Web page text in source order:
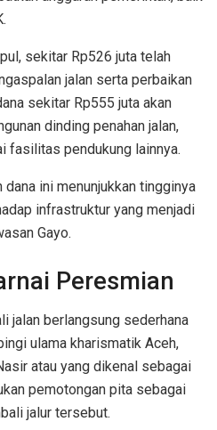
sekitar Rp526 juta telah
jalan serta perbaikan
sekitar Rp555 juta akan
dinding penahan jalan,
fasilitas pendukung lainnya.
ini menunjukkan tingginya
infrastruktur yang menjadi
Gayo.
Peresmian
jalan berlangsung sederhana
ulama kharismatik Aceh,
atau yang dikenal sebagai
pemotongan pita sebagai
jalur tersebut.